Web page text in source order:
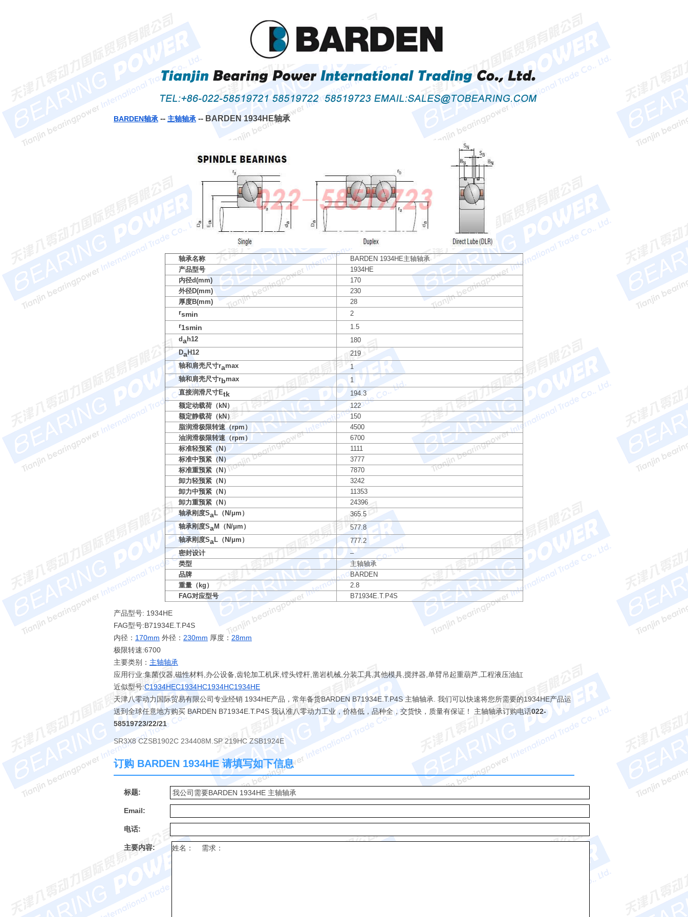
BARDEN轴承 -- 主轴轴承 -- BARDEN 1934HE轴承
轴承名称
BARDEN 1934HE主轴轴承
产品型号
1934HE
内径d(mm)
170
外径D(mm)
230
厚度B(mm)
28
rsmin
2
r1smin
1.5
dah12
180
DaH12
219
轴和肩壳尺寸ramax
1
轴和肩壳尺寸rbmax
1
直接润滑尺寸Etk
194.3
额定动载荷（kN）
122
额定静载荷（kN）
150
脂润滑极限转速（rpm）
4500
油润滑极限转速（rpm）
6700
标准轻预紧（N）
1111
标准中预紧（N）
3777
标准重预紧（N）
7870
卸力轻预紧（N）
3242
卸力中预紧（N）
11353
卸力重预紧（N）
24396
轴承刚度SaL（N/μm）
365.5
轴承刚度SaM（N/μm）
577.8
轴承刚度SaL（N/μm）
777.2
密封设计
–
类型
主轴轴承
品牌
BARDEN
重量（kg）
2.8
FAG对应型号
B71934E.T.P4S
产品型号: 1934HE
FAG型号:B71934E.T.P4S
内径： 170mm 外径： 230mm 厚度： 28mm
极限转速:6700
主要类别： 主轴轴承
应用行业:集菌仪器,磁性材料,办公设备,齿轮加工机床,镗头镗杆,凿岩机械,分装工具,其他模具,搅拌器,单臂吊起重葫芦,工程液压油缸
近似型号:C1934HEC1934HC1934HC1934HE
天津八零动力国际贸易有限公司专业经销 1934HE产品，常年备货BARDEN B71934E.T.P4S 主轴轴承. 我们可以快速将您所需要的1934HE产品运
送到全球任意地方购买 BARDEN B71934E.T.P4S 我认准八零动力工业，价格低，品种全，交货快，质量有保证！ 主轴轴承订购电话022-
58519723/22/21
SR3X8 CZSB1902C 234408M.SP 219HC ZSB1924E
订购 BARDEN 1934HE 请填写如下信息
标题:
Email:
电话:
主要内容: